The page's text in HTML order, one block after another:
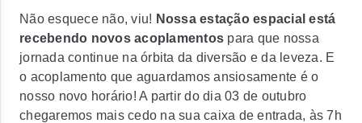
Não esquece não, viu! Nossa estação espacial está
recebendo novos acoplamentos para que nossa
jornada continue na órbita da diversão e da leveza. E
o acoplamento que aguardamos ansiosamente é o
nosso novo horário! A partir do dia 03 de outubro
chegaremos mais cedo na sua caixa de entrada, às 7h